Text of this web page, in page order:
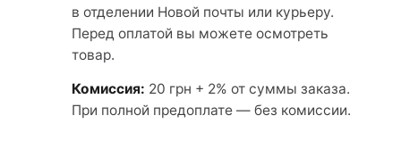
в отделении Новой почты или курьеру.
Перед оплатой вы можете осмотреть
товар.
Комиссия: 20 грн + 2% от суммы заказа.
При полной предоплате — без комиссии.